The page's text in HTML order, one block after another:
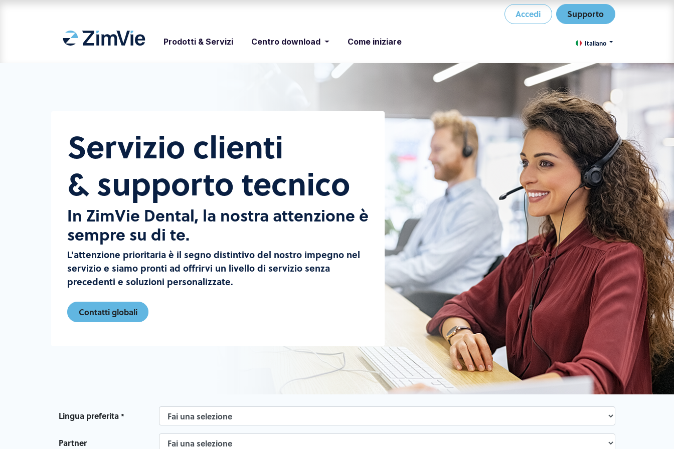
Accedi Supporto
Prodotti & Servizi Centro download Come iniziare Italiano
Servizio clienti
& supporto tecnico
In ZimVie Dental, la nostra attenzione è
sempre su di te.
L'attenzione prioritaria è il segno distintivo del nostro impegno nel
servizio e siamo pronti ad offrirvi un livello di servizio senza
precedenti e soluzioni personalizzate.
Contatti globali
Lingua preferita *
Partner